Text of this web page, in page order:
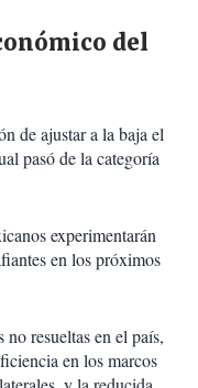
del
de ajustar a la baja el
pasó de la categoría
experimentarán
en los próximos
no resueltas en el país,
en los marcos